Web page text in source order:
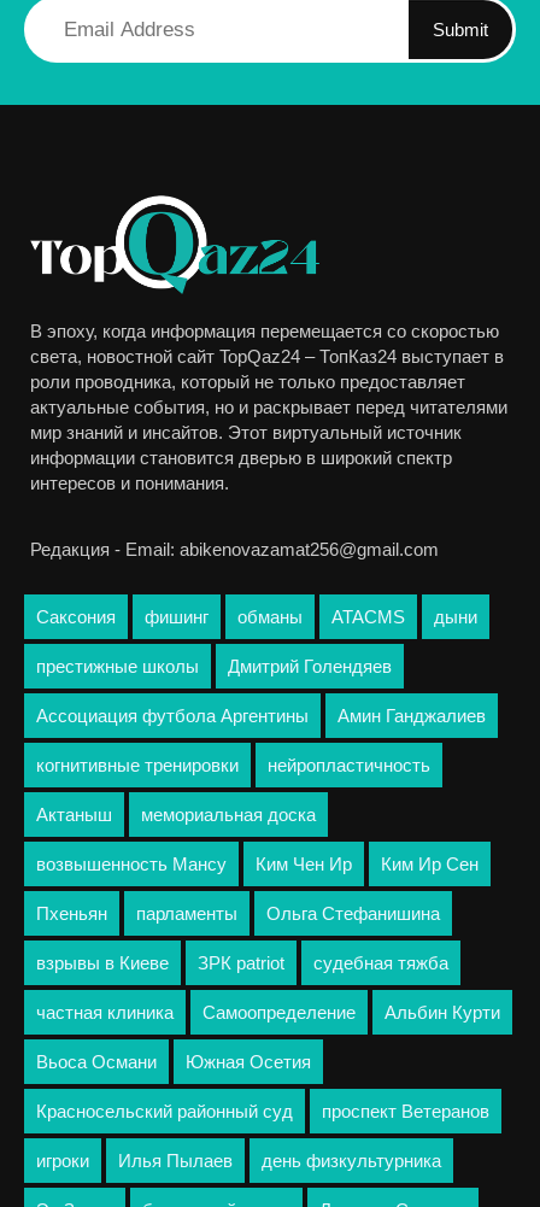
Submit
В эпоху, когда информация перемещается со скоростью
света, новостной сайт TopQaz24 – ТопКаз24 выступает в
роли проводника, который не только предоставляет
актуальные события, но и раскрывает перед читателями
мир знаний и инсайтов. Этот виртуальный источник
информации становится дверью в широкий спектр
интересов и понимания.
Редакция - Email: abikenovazamat256@gmail.com
Саксония фишинг обманы ATACMS дыни
престижные школы Дмитрий Голендяев
Ассоциация футбола Аргентины Амин Ганджалиев
когнитивные тренировки нейропластичность
Актаныш мемориальная доска
возвышенность Мансу Ким Чен Ир Ким Ир Сен
Пхеньян парламенты Ольга Стефанишина
взрывы в Киеве ЗРК patriot судебная тяжба
частная клиника Самоопределение Альбин Курти
Вьоса Османи Южная Осетия
Красносельский районный суд проспект Ветеранов
игроки Илья Пылаев день физкультурника